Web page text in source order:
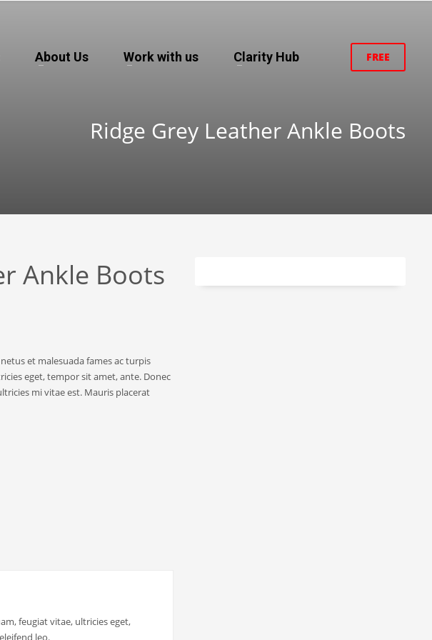
About Us Work with us Clarity Hub FREE
Ridge Grey Leather Ankle Boots
Ankle Boots
et malesuada fames ac turpis
eget, tempor sit amet, ante. Donec
mi vitae est. Mauris placerat
feugiat vitae, ultricies eget,
leo.